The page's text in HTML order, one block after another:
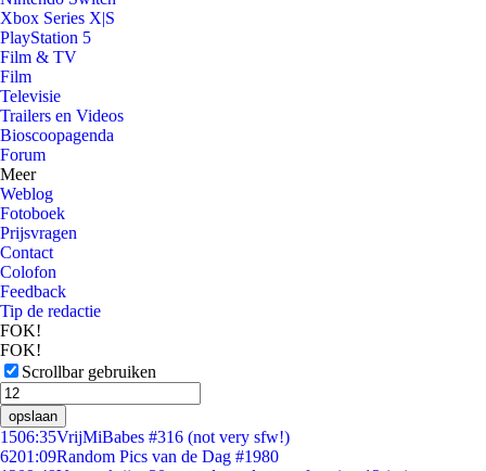
Xbox Series X|S
PlayStation 5
Film & TV
Film
Televisie
Trailers en Videos
Bioscoopagenda
Forum
Meer
Weblog
Fotoboek
Prijsvragen
Contact
Colofon
Feedback
Tip de redactie
FOK!
FOK!
Scrollbar gebruiken
opslaan
1506:35VrijMiBabes #316 (not very sfw!)
6201:09Random Pics van de Dag #1980